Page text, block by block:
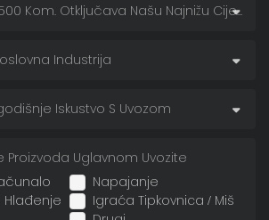
Količina: MOQ 500 Kom. Otključava Našu Najnižu Cijenu!
Industrija
Iskustvo S Uvozom
Napajanje
Hlađenje
Igraća Tipkovnica / Miš
Proizvoda Uglavnom Uvozite